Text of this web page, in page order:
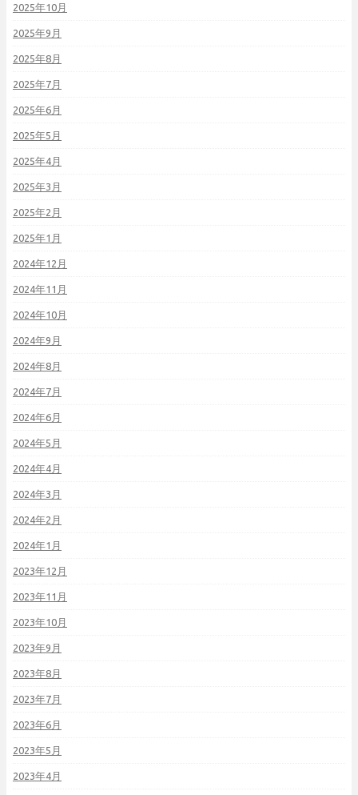
2025年10月
2025年9月
2025年8月
2025年7月
2025年6月
2025年5月
2025年4月
2025年3月
2025年2月
2025年1月
2024年12月
2024年11月
2024年10月
2024年9月
2024年8月
2024年7月
2024年6月
2024年5月
2024年4月
2024年3月
2024年2月
2024年1月
2023年12月
2023年11月
2023年10月
2023年9月
2023年8月
2023年7月
2023年6月
2023年5月
2023年4月